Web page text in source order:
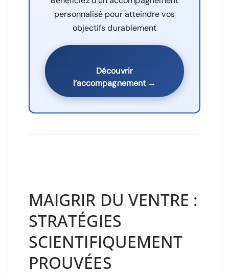
personnalisé pour atteindre vos
objectifs durablement
Découvrir
l’accompagnement →
MAIGRIR DU VENTRE :
STRATÉGIES
SCIENTIFIQUEMENT
PROUVÉES